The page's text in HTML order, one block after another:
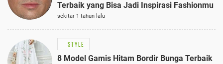
Terbaik yang Bisa Jadi Inspirasi Fashionmu
sekitar 1 tahun lalu
STYLE
8 Model Gamis Hitam Bordir Bunga Terbaik